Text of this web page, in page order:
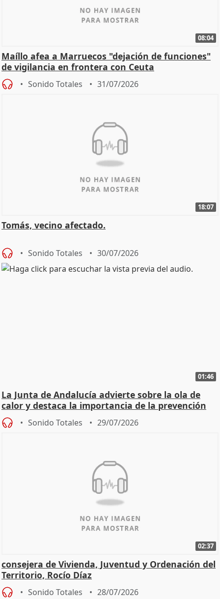
08:04
Maíllo afea a Marruecos "dejación de funciones"
de vigilancia en frontera con Ceuta
Sonido Totales 31/07/2026
18:07
Tomás, vecino afectado.
Sonido Totales 30/07/2026
01:46
La Junta de Andalucía advierte sobre la ola de
calor y destaca la importancia de la prevención
Sonido Totales 29/07/2026
02:37
consejera de Vivienda, Juventud y Ordenación del
Territorio, Rocío Díaz
Sonido Totales 28/07/2026